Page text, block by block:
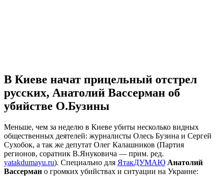
В Киеве начат прицельный отстрел
русских, Анатолий Вассерман об
убийстве О.Бузины
Меньше, чем за неделю в Киеве убиты несколько видных
общественных деятелей: журналисты Олесь Бузина и Сергей
Сухобок, а так же депутат Олег Калашников (Партия
регионов, соратник В.Януковича — прим. ред.
yatakdumayu.ru). Специально для ЯтакДУМАЮ Анатолий
Вассерман о громких убийствах и ситуации на Украине: